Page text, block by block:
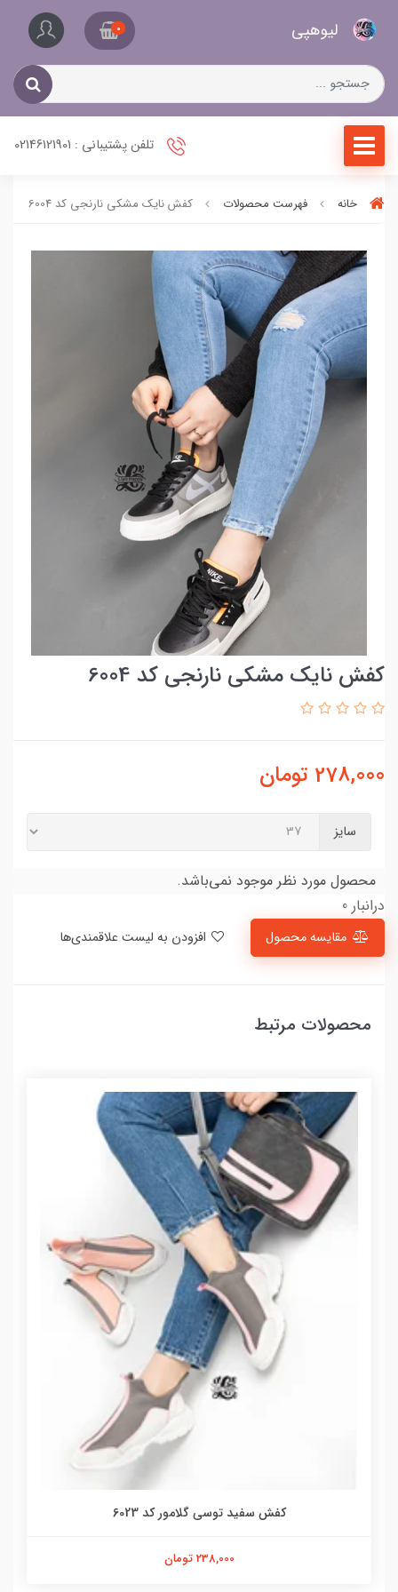
لیو‌هپی 0
تلفن پشتیبانی : 02146121901
خانه فهرست محصولات کفش نایک مشکی نارنجی کد 6004
کفش نایک مشکی نارنجی کد 6004
278,000 تومان
سایز
محصول مورد نظر موجود نمی‌باشد.
درانبار 0
مقایسه محصول
محصولات مرتبط
کفش سفید توسی گلامور کد 6023
238,000 تومان